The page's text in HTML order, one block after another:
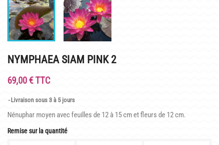
CAFÉ MARLIACEA
HORAIRES ET ACCÈS
NOS SOIRÉES ESTIVALES
REPAS GROUPES
HISTOIRE
LATOUR-MARLIAC
NYMPHAEA SIAM PINK 2
69,00 € TTC
Livraison sous 3 à 5 jours
Nénuphar moyen avec feuilles de 12 à 15 cm et fleurs de 12 cm.
Remise sur la quantité